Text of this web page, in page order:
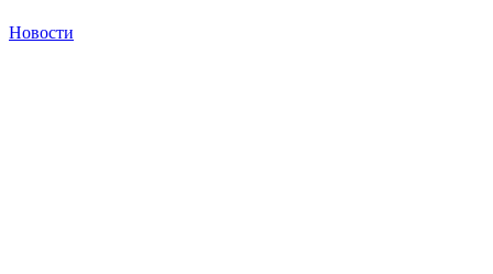
Новости